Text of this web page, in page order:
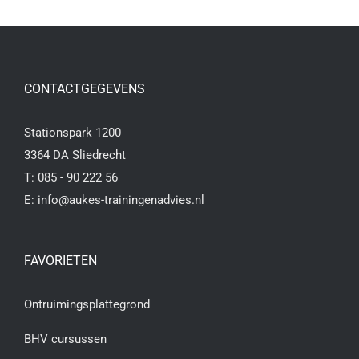
CONTACTGEGEVENS
Stationspark 1200
3364 DA Sliedrecht
T: 085 - 90 222 56
E: info@aukes-trainingenadvies.nl
FAVORIETEN
Ontruimingsplattegrond
BHV cursussen